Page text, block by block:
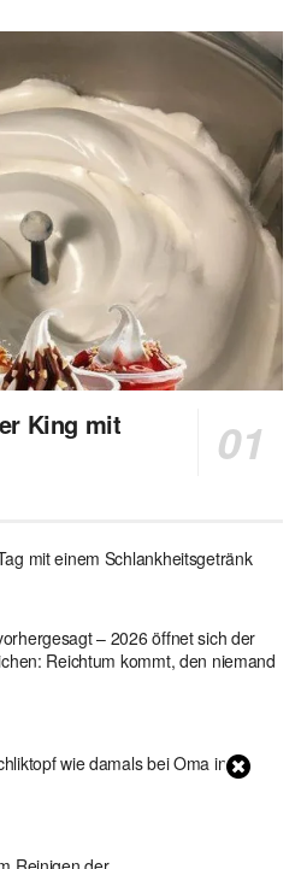
King mit
mit einem Schlankheitsgetränk
– 2026 öffnet sich der
Reichtum kommt, den niemand
wie damals bei Oma in 1